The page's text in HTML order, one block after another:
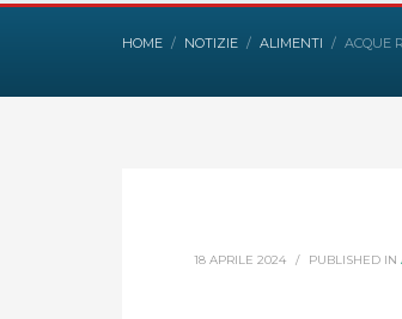
HOME NOTIZIE ALIMENTI ACQUE
18 APRILE 2024 / PUBLISHED IN